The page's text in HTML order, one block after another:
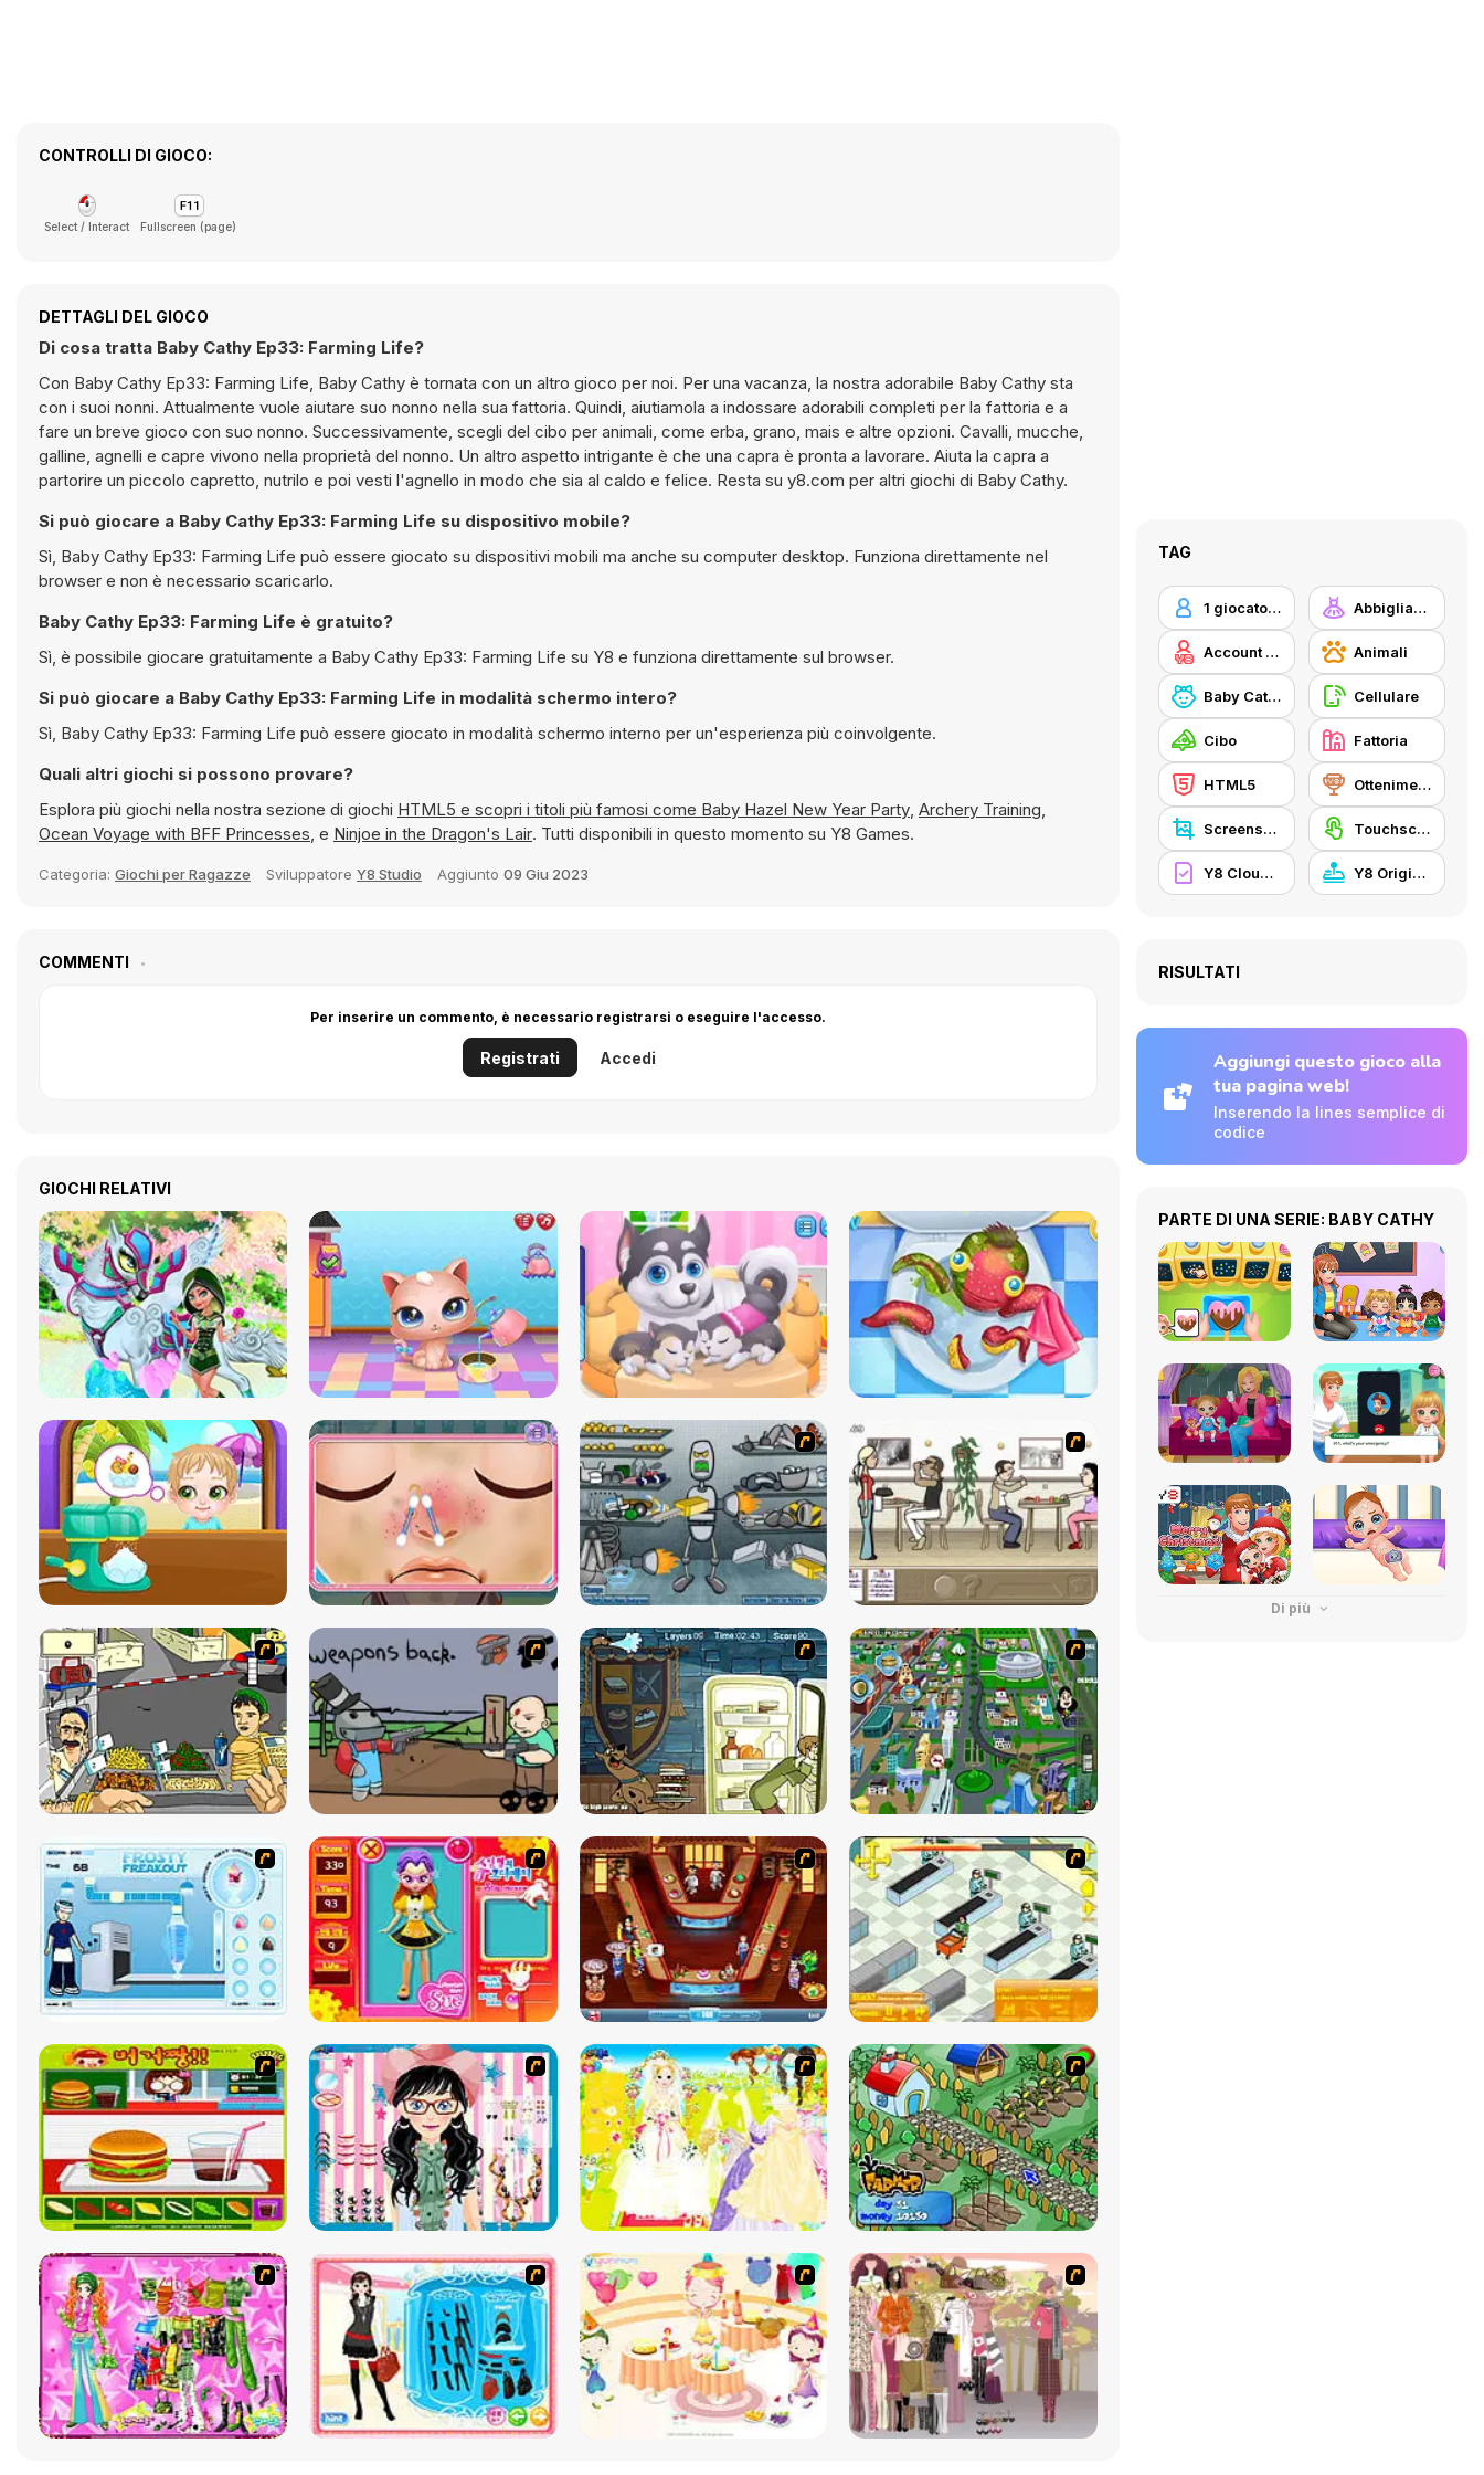
CONTROLLI DI GIOCO:
Select / Interact Fullscreen (page)
DETTAGLI DEL GIOCO
Di cosa tratta Baby Cathy Ep33: Farming Life?
Con Baby Cathy Ep33: Farming Life, Baby Cathy è tornata con un altro gioco per noi. Per una vacanza, la nostra adorabile Baby Cathy sta
con i suoi nonni. Attualmente vuole aiutare suo nonno nella sua fattoria. Quindi, aiutiamola a indossare adorabili completi per la fattoria e a
fare un breve gioco con suo nonno. Successivamente, scegli del cibo per animali, come erba, grano, mais e altre opzioni. Cavalli, mucche,
galline, agnelli e capre vivono nella proprietà del nonno. Un altro aspetto intrigante è che una capra è pronta a lavorare. Aiuta la capra a
partorire un piccolo capretto, nutrilo e poi vesti l'agnello in modo che sia al caldo e felice. Resta su y8.com per altri giochi di Baby Cathy.
Si può giocare a Baby Cathy Ep33: Farming Life su dispositivo mobile?
Sì, Baby Cathy Ep33: Farming Life può essere giocato su dispositivi mobili ma anche su computer desktop. Funziona direttamente nel
browser e non è necessario scaricarlo.
Baby Cathy Ep33: Farming Life è gratuito?
Sì, è possibile giocare gratuitamente a Baby Cathy Ep33: Farming Life su Y8 e funziona direttamente sul browser.
Si può giocare a Baby Cathy Ep33: Farming Life in modalità schermo intero?
Sì, Baby Cathy Ep33: Farming Life può essere giocato in modalità schermo interno per un'esperienza più coinvolgente.
Quali altri giochi si possono provare?
Esplora più giochi nella nostra sezione di giochi
HTML5 e scopri i titoli più famosi come Baby Hazel New Year Party, Archery Training,
Ocean Voyage with BFF Princesses, e Ninjoe in the Dragon's Lair. Tutti disponibili in questo momento su Y8 Games.
Categoria: Giochi per Ragazze Sviluppatore Y8 Studio Aggiunto 09 Giu 2023
COMMENTI
Per inserire un commento, è necessario registrarsi o eseguire l'accesso.
Registrati Accedi
GIOCHI RELATIVI
TAG
1 giocatore Abbigliamento Dress Up
Account Y8 Animali
Baby Cathy Cellulare
Cibo Fattoria
HTML5 Ottenimenti Y8
Screenshot Y8 Touchscreen
Y8 Cloud Save Y8 Originals
RISULTATI
Aggiungi questo gioco alla
tua pagina web!
Inserendo la lines semplice di
codice
PARTE DI UNA SERIE: BABY CATHY
Di più